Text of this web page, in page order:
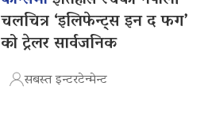
चलचित्र ‘इलिफेन्ट्स इन द फग’
को ट्रेलर सार्वजनिक
सबस्त इन्टरटेन्मेन्ट